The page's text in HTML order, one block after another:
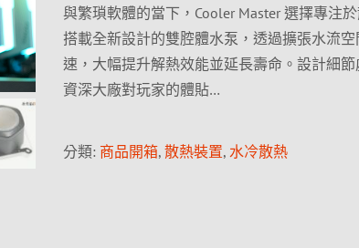
與繁瑣軟體的當下，Cooler Master 選擇專注
搭載全新設計的雙腔體水泵，透過擴張水流
速，大幅提升解熱效能並延長壽命。設計細
資深大廠對玩家的體貼…
分類: 商品開箱, 散熱裝置, 水冷散熱